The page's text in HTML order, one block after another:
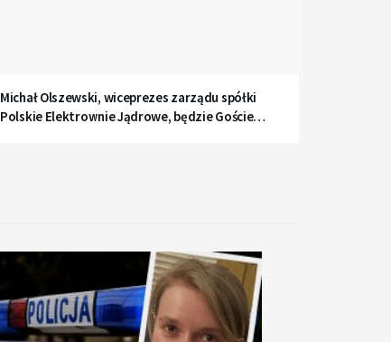
Michał Olszewski, wiceprezes zarządu spółki
Polskie Elektrownie Jądrowe, będzie Gościem